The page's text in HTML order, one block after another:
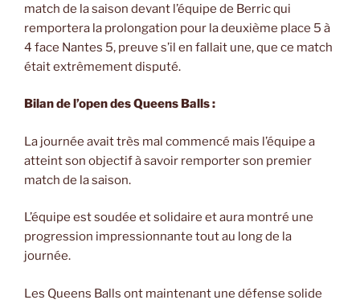
match de la saison devant l’équipe de Berric qui
remportera la prolongation pour la deuxième place 5 à
4 face Nantes 5, preuve s’il en fallait une, que ce match
était extrêmement disputé.
Bilan de l’open des Queens Balls :
La journée avait très mal commencé mais l’équipe a
atteint son objectif à savoir remporter son premier
match de la saison.
L’équipe est soudée et solidaire et aura montré une
progression impressionnante tout au long de la
journée.
Les Queens Balls ont maintenant une défense solide